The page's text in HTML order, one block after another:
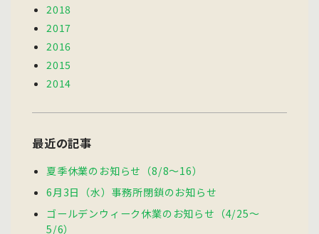
2018
2017
2016
2015
2014
最近の記事
夏季休業のお知らせ（8/8～16）
6月3日（水）事務所閉鎖のお知らせ
ゴールデンウィーク休業のお知らせ（4/25～
5/6）